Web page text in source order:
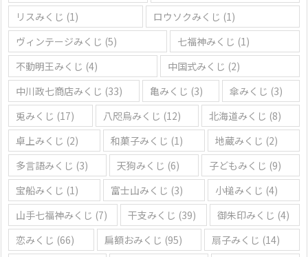
リスみくじ (1) ロウソクみくじ (1)
ヴィンテージみくじ (5) 七福神みくじ (1)
不動明王みくじ (4) 中国式みくじ (2)
中川政七商店みくじ (33) 亀みくじ (3) 傘みくじ (3)
兎みくじ (17) 八咫烏みくじ (12) 北海道みくじ (8)
卓上みくじ (2) 和菓子みくじ (1) 地蔵みくじ (2)
多言語みくじ (3) 天狗みくじ (6) 子どもみくじ (9)
宝船みくじ (1) 富士山みくじ (3) 小槌みくじ (4)
山手七福神みくじ (7) 干支みくじ (39) 御朱印みくじ (4)
恋みくじ (66) 扁額おみくじ (95) 扇子みくじ (14)